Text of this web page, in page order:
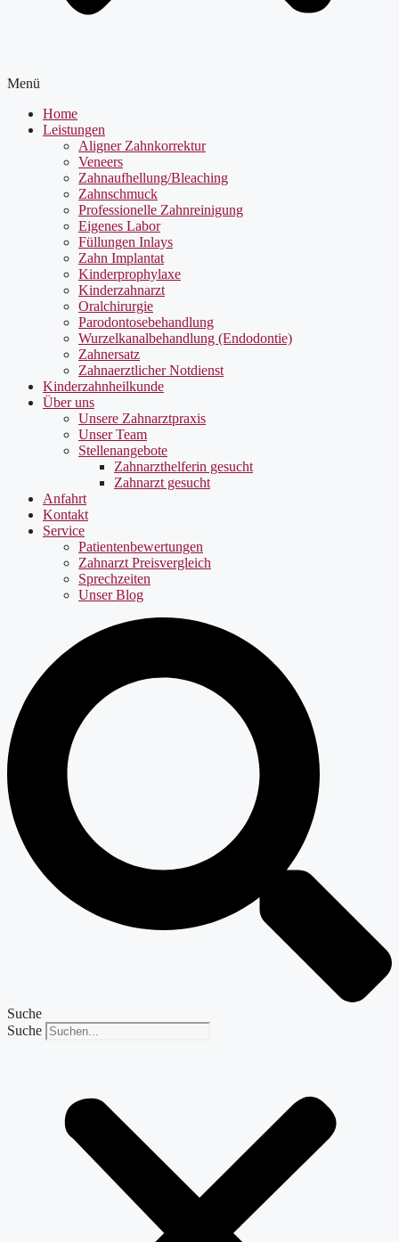
Menü
Home
Leistungen
Aligner Zahnkorrektur
Veneers
Zahnaufhellung/Bleaching
Zahnschmuck
Professionelle Zahnreinigung
Eigenes Labor
Füllungen Inlays
Zahn Implantat
Kinderprophylaxe
Kinderzahnarzt
Oralchirurgie
Parodontosebehandlung
Wurzelkanalbehandlung (Endodontie)
Zahnersatz
Zahnaerztlicher Notdienst
Kinderzahnheilkunde
Über uns
Unsere Zahnarztpraxis
Unser Team
Stellenangebote
Zahnarzthelferin gesucht
Zahnarzt gesucht
Anfahrt
Kontakt
Service
Patientenbewertungen
Zahnarzt Preisvergleich
Sprechzeiten
Unser Blog
Suche
Suche